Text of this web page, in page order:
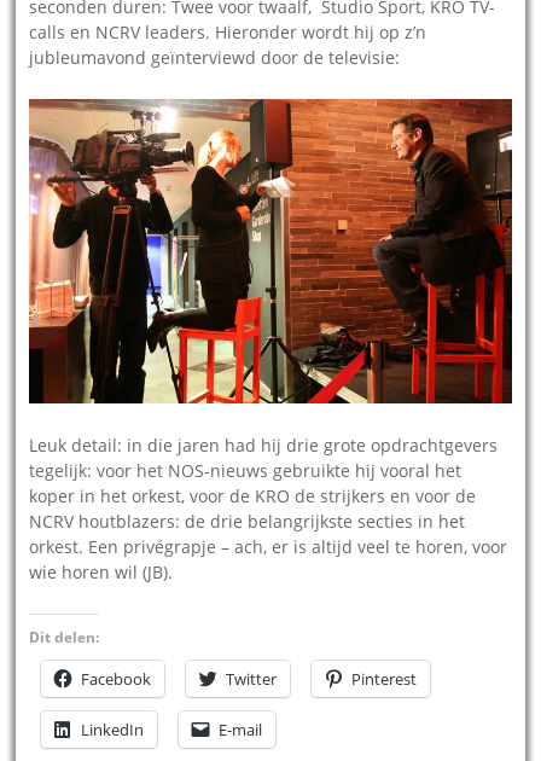
seconden duren: Twee voor twaalf, Studio Sport, KRO TV-
calls en NCRV leaders. Hieronder wordt hij op z’n
jubleumavond geïnterviewd door de televisie:
Leuk detail: in die jaren had hij drie grote opdrachtgevers
tegelijk: voor het NOS-nieuws gebruikte hij vooral het
koper in het orkest, voor de KRO de strijkers en voor de
NCRV houtblazers: de drie belangrijkste secties in het
orkest. Een privégrapje – ach, er is altijd veel te horen, voor
wie horen wil (JB).
Dit delen:
Facebook Twitter Pinterest
LinkedIn E-mail